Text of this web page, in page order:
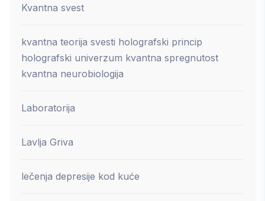
Kvantna svest
kvantna teorija svesti holografski princip
holografski univerzum kvantna spregnutost
kvantna neurobiologija
Laboratorija
Lavlja Griva
lečenja depresije kod kuće